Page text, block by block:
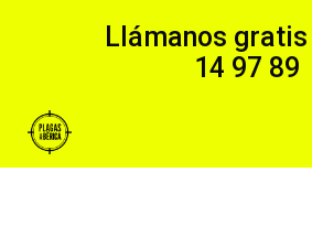
content
Llámanos gratis
14 97 89